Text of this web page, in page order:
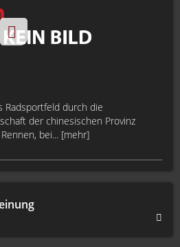
Radsportfeld durch die
der chinesischen Provinz
bei... [mehr]